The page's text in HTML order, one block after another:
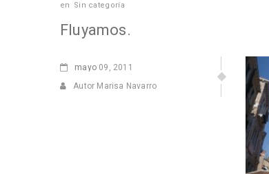
en Sin categoría
Fluyamos.
mayo 09, 2011
Autor Marisa Navarro